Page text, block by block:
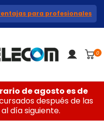
para profesionales
0
de agosto es de
después de las
día siguiente.